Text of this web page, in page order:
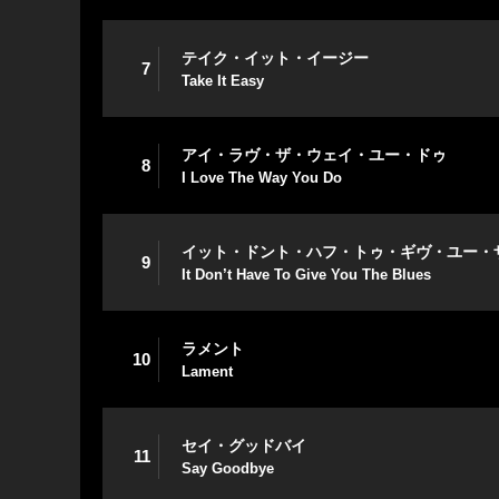
7
テイク・イット・イージー
Take It Easy
8
アイ・ラヴ・ザ・ウェイ・ユー・ドゥ
I Love The Way You Do
9
イット・ドント・ハフ・トゥ・ギヴ・ユー・
It Don’t Have To Give You The Blues
10
ラメント
Lament
11
セイ・グッドバイ
Say Goodbye